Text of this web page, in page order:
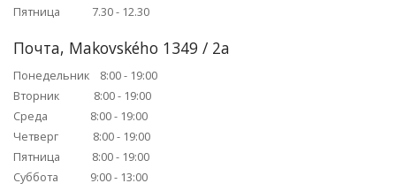
Пятница 7.30 - 12.30
Почта, Makovského 1349 / 2a
Понедельник 8:00 - 19:00
Вторник 8:00 - 19:00
Среда 8:00 - 19:00
Четверг 8:00 - 19:00
Пятница 8:00 - 19:00
Суббота 9:00 - 13:00